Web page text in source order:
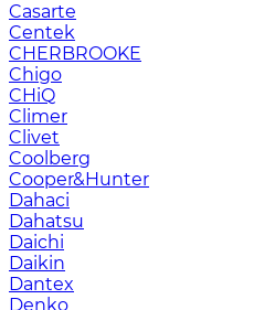
Casarte
Centek
CHERBROOKE
Chigo
CHiQ
Climer
Clivet
Coolberg
Cooper&Hunter
Dahaci
Dahatsu
Daichi
Daikin
Dantex
Denko